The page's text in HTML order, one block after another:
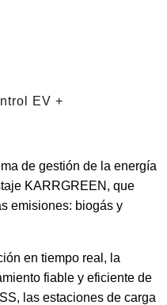
EV +
de gestión de la energía
KARRGREEN, que
emisiones: biogás y
en tiempo real, la
fiable y eficiente de
las estaciones de carga